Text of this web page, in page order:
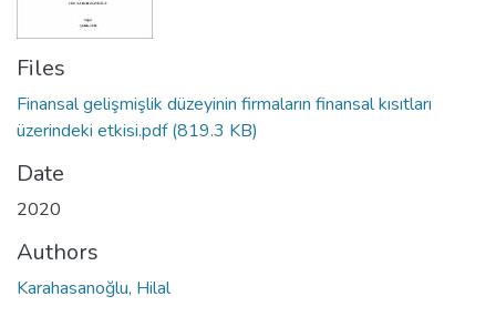
Files
Finansal gelişmişlik düzeyinin firmaların finansal kısıtları
üzerindeki etkisi.pdf(819.3 KB)
Date
2020
Authors
Karahasanoğlu, Hilal